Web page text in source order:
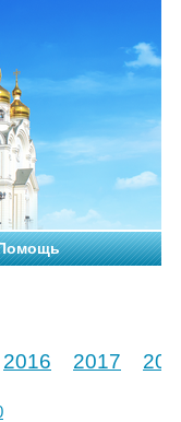
2016 2017 2018